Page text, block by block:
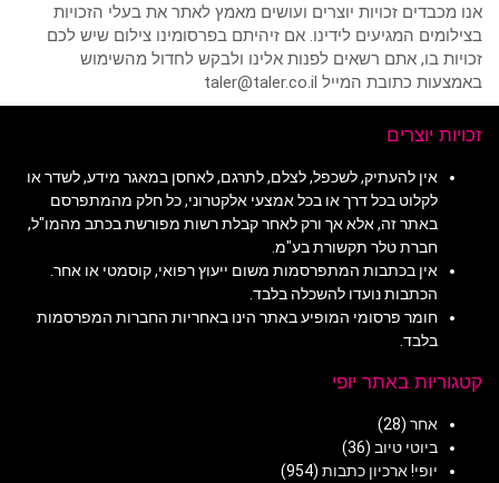
אנו מכבדים זכויות יוצרים ועושים מאמץ לאתר את בעלי הזכויות
בצילומים המגיעים לידינו. אם זיהיתם בפרסומינו צילום שיש לכם
זכויות בו, אתם רשאים לפנות אלינו ולבקש לחדול מהשימוש
באמצעות כתובת המייל taler@taler.co.il
זכויות יוצרים
אין להעתיק, לשכפל, לצלם, לתרגם, לאחסן במאגר מידע, לשדר או
לקלוט בכל דרך או בכל אמצעי אלקטרוני, כל חלק מהמתפרסם
באתר זה, אלא אך ורק לאחר קבלת רשות מפורשת בכתב מהמו"ל,
חברת טלר תקשורת בע"מ.
אין בכתבות המתפרסמות משום ייעוץ רפואי, קוסמטי או אחר.
הכתבות נועדו להשכלה בלבד.
חומר פרסומי המופיע באתר הינו באחריות החברות המפרסמות
בלבד.
קטגוריות באתר יופי
אחר (28)
ביוטי טיוב (36)
יופי! ארכיון כתבות (954)